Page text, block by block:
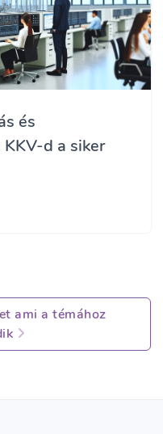
és
d a siker
ami a témához